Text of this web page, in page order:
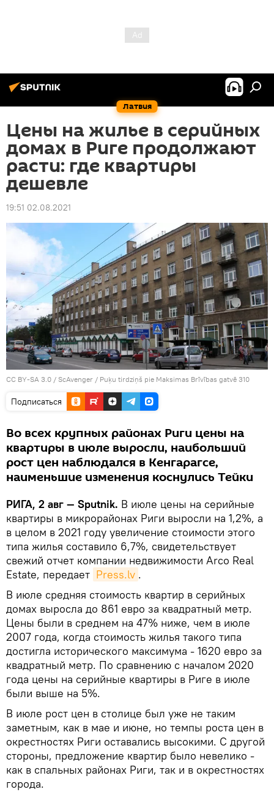
Латвия
Цены на жилье в серийных
домах в Риге продолжают
расти: где квартиры
дешевле
19:51 02.08.2021
CC BY-SA 3.0 / ScAvenger / Puķu tirdziņš pie Maksimas Brīvības gatvē 310
Подписаться
Во всех крупных районах Риги цены на
квартиры в июле выросли, наибольший
рост цен наблюдался в Кенгарагсе,
наименьшие изменения коснулись Тейки
РИГА, 2 авг — Sputnik. В июле цены на серийные
квартиры в микрорайонах Риги выросли на 1,2%, а
в целом в 2021 году увеличение стоимости этого
типа жилья составило 6,7%, свидетельствует
свежий отчет компании недвижимости Arco Real
Estate, передает Press.lv .
В июле средняя стоимость квартир в серийных
домах выросла до 861 евро за квадратный метр.
Цены были в среднем на 47% ниже, чем в июле
2007 года, когда стоимость жилья такого типа
достигла исторического максимума - 1620 евро за
квадратный метр. По сравнению с началом 2020
года цены на серийные квартиры в Риге в июле
были выше на 5%.
В июле рост цен в столице был уже не таким
заметным, как в мае и июне, но темпы роста цен в
окрестностях Риги оставались высокими. С другой
стороны, предложение квартир было невелико -
как в спальных районах Риги, так и в окрестностях
города.